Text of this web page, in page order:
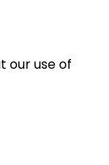
our use of